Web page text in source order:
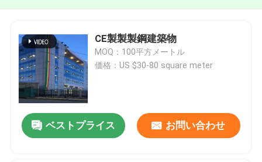
CE製製製鋼建築物
MOQ：100平方メートル
価格：US $30-80 square meter
ベストプライス お問い合わせ